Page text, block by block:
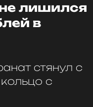
лишился
в
стянул с
с